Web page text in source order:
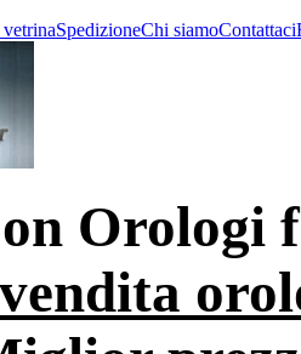
SpedizioneChi siamoContattaci
Orologi